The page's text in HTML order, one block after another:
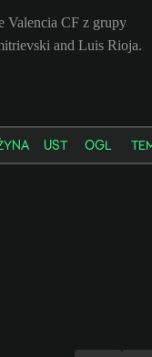
Valencia CF z grupy
and Luis Rioja.
UST OGL